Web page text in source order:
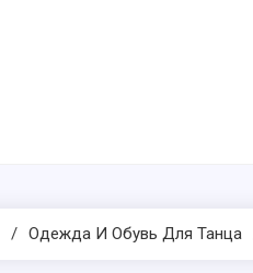
Одежда И Обувь Для Танца